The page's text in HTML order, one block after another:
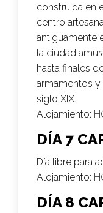
construida en
centro
antiguamente
la ciudad
hasta finales
armamentos
siglo XIX.
Alojamiento:
DÍA 7
Día libre para
Alojamiento:
DÍA 8